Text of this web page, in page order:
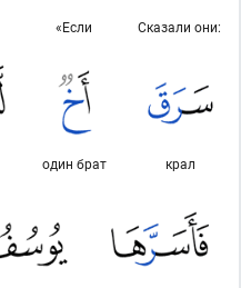
Сказали они:
«Если
крал
один брат